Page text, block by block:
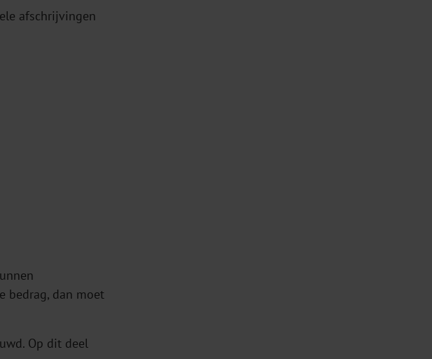
afschrijvingen
bedrag, dan moet
Op dit deel